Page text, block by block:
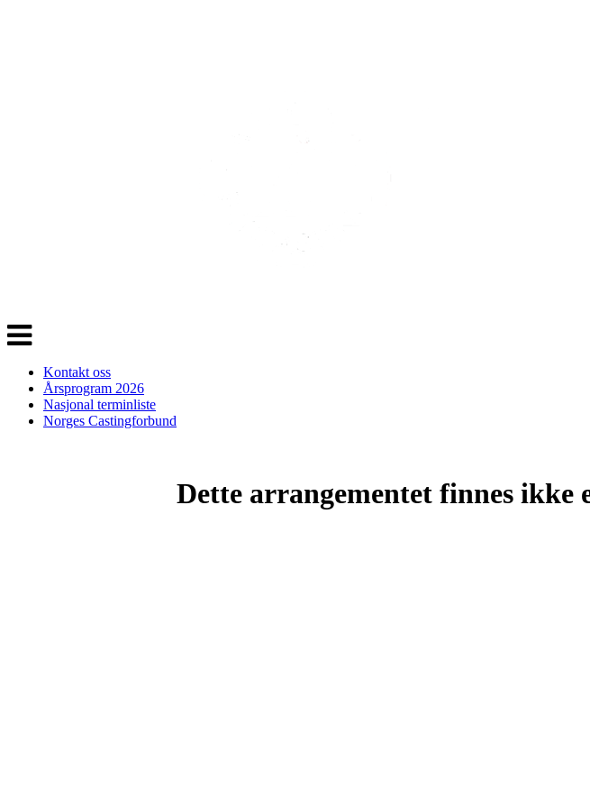
Veksle
navigasjon
Kontakt oss
Årsprogram 2026
Nasjonal terminliste
Norges Castingforbund
Dette arrangementet finnes ikke